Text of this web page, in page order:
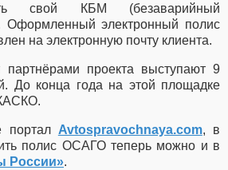
свой КБМ (безаварийный
Оформленный электронный полис
на электронную почту клиента.
проекта выступают 9
До конца года на этой площадке
портал Avtospravochnaya.com, в
полис ОСАГО теперь можно и в
России».